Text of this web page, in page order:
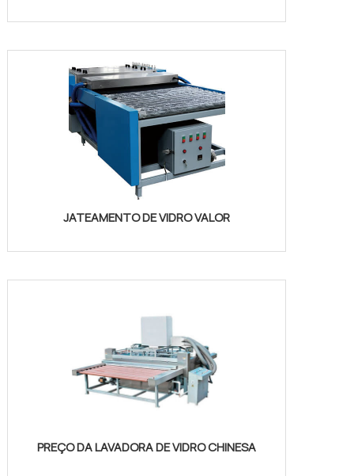
JATEAMENTO DE VIDRO VALOR
PREÇO DA LAVADORA DE VIDRO CHINESA